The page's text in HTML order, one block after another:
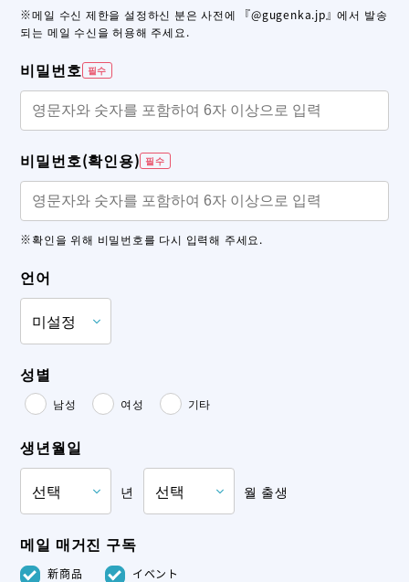
※메일 수신 제한을 설정하신 분은 사전에 『@gugenka.jp』에서 발송
되는 메일 수신을 허용해 주세요.
비밀번호 필수
비밀번호(확인용) 필수
※확인을 위해 비밀번호를 다시 입력해 주세요.
언어
성별
남성 여성 기타
생년월일
년 월 출생
메일 매거진 구독
新商品 イベント